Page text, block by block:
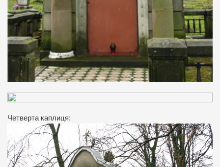
Четверта каплиця: